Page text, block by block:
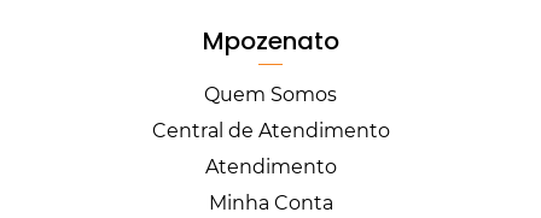
Mpozenato
Quem Somos
Central de Atendimento
Atendimento
Minha Conta